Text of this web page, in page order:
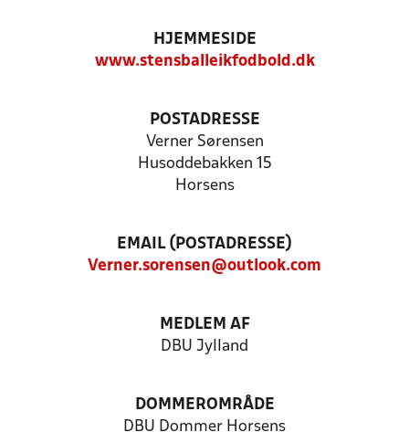
HJEMMESIDE
www.stensballeikfodbold.dk
POSTADRESSE
Verner Sørensen
Husoddebakken 15
Horsens
EMAIL (POSTADRESSE)
Verner.sorensen@outlook.com
MEDLEM AF
DBU Jylland
DOMMEROMRÅDE
DBU Dommer Horsens